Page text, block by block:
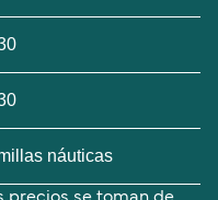
náuticas